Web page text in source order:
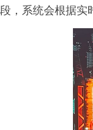
段，系统会根据实